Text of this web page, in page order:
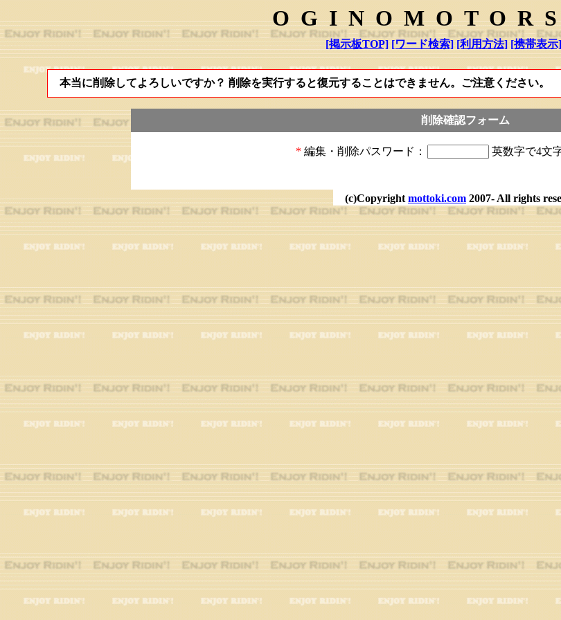
[掲示板TOP] [ワード検索] [利用方法] [携帯表示]
本当に削除してよろしいですか？ 削除を実行すると復元することはできません。ご注意ください。
削除確認フォーム
* 編集・削除パスワード： 英数字で4文
(c)Copyright mottoki.com 2007- All rights